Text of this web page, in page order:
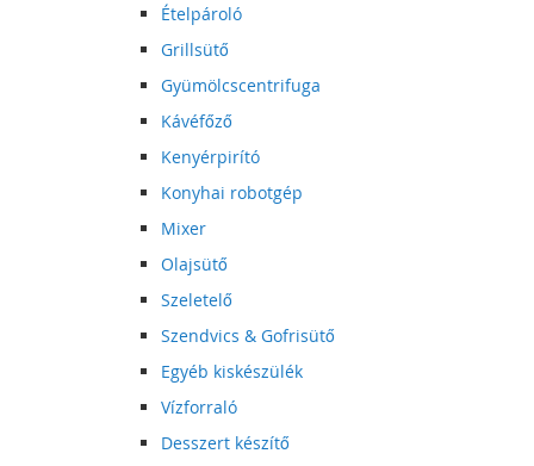
Ételpároló
Grillsütő
Gyümölcscentrifuga
Kávéfőző
Kenyérpirító
Konyhai robotgép
Mixer
Olajsütő
Szeletelő
Szendvics & Gofrisütő
Egyéb kiskészülék
Vízforraló
Desszert készítő